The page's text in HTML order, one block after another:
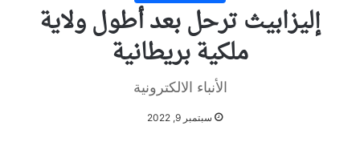
إليزابيث ترحل بعد أطول ولاية
ملكية بريطانية
الأنباء الالكترونية
سبتمبر 9, 2022